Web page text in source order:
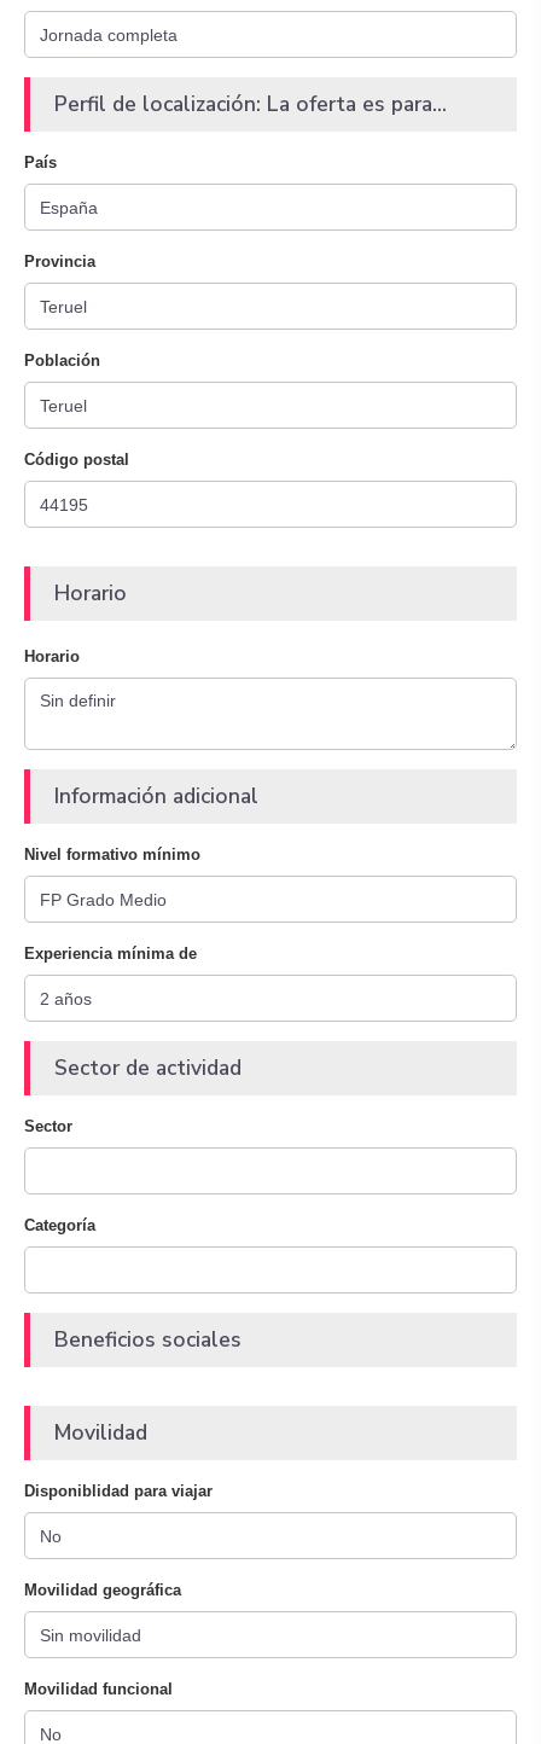
Perfil de localización: La oferta es para...
País
Provincia
Población
Código postal
Horario
Horario
Información adicional
Nivel formativo mínimo
Experiencia mínima de
Sector de actividad
Sector
Categoría
Beneficios sociales
Movilidad
Disponiblidad para viajar
Movilidad geográfica
Movilidad funcional